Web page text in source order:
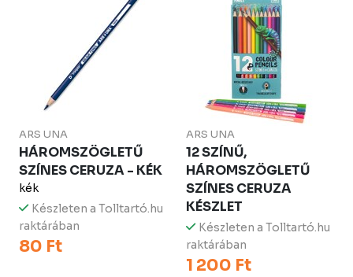
ARS UNA
HÁROMSZÖGLETŰ
SZÍNES CERUZA - KÉK
kék
Készleten a Tolltartó.hu
raktárában
80 Ft
ARS UNA
12 SZÍNŰ,
HÁROMSZÖGLETŰ
SZÍNES CERUZA
KÉSZLET
Készleten a Tolltartó.hu
raktárában
1 200 Ft